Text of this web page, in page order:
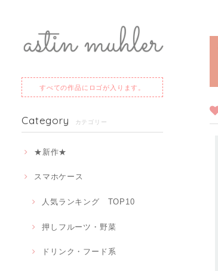
すべての作品にロゴが入ります。
Category カテゴリー
★新作★
スマホケース
人気ランキング TOP10
押しフルーツ・野菜
ドリンク・フード系